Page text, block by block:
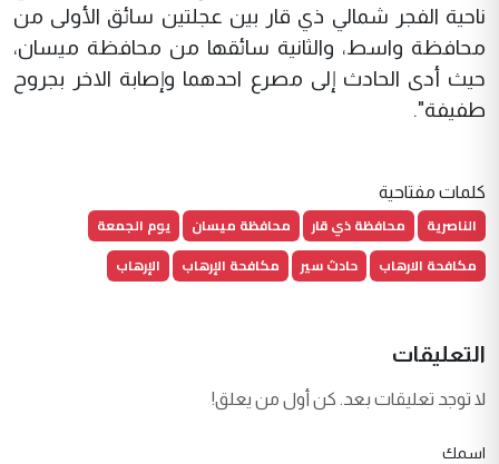
ناحية الفجر شمالي ذي قار بين عجلتين سائق الأولى من
محافظة واسط، والثانية سائقها من محافظة ميسان،
حيث أدى الحادث إلى مصرع احدهما وإصابة الاخر بجروح
طفيفة".
كلمات مفتاحية
الناصرية محافظة ذي قار محافظة ميسان
يوم الجمعة
مكافحة الارهاب
حادث سير مكافحة الإرهاب الإرهاب
التعليقات
لا توجد تعليقات بعد. كن أول من يعلق!
اسمك